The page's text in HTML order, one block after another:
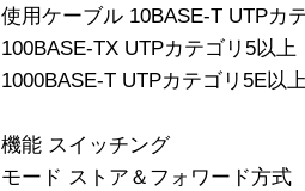
使用ケーブル 10BASE-T UTPカ
100BASE-TX UTPカテゴリ5以上
1000BASE-T UTPカテゴリ5E以
機能 スイッチング
モード ストア＆フォワード方式